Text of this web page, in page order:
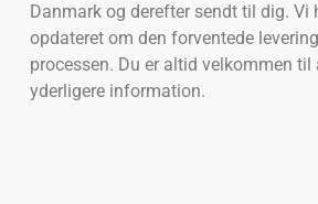
Danmark og derefter sendt til dig. Vi
opdateret om den forventede
processen. Du er altid velkommen
yderligere information.